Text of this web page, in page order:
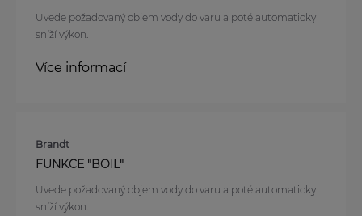
Uvede požadovaný objem vody do varu a poté automaticky
sníží výkon.
Více informací
Brandt
FUNKCE "BOIL"
Uvede požadovaný objem vody do varu a poté automaticky
sníží výkon.